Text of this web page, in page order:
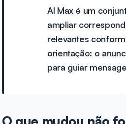
AI Max é um
ampliar
relevantes
orientação: o
para guiar